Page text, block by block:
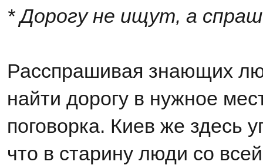
* Дорогу не ищут, а
Расспрашивая знающих
найти дорогу в нужное
поговорка. Киев же здесь
что в старину люди со